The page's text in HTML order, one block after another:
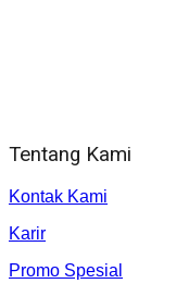
Tentang Kami
Kontak Kami
Karir
Promo Spesial